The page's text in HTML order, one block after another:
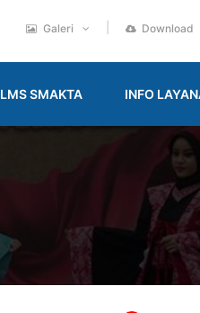
Galeri Download
LMS SMAKTA INFO